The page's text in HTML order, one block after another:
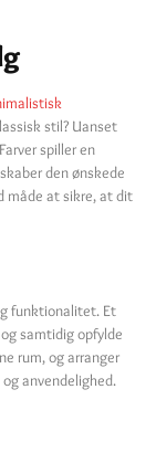
stil? Uanset
spiller en
den ønskede
måde at sikre, at dit
funktionalitet. Et
samtidig opfylde
rum, og arranger
anvendelighed.